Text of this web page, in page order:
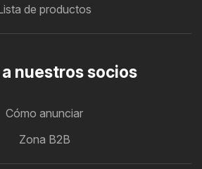
de productos
nuestros socios
Cómo anunciar
Zona B2B